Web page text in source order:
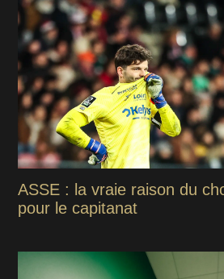
ASSE : la vraie raison du
pour le capitanat